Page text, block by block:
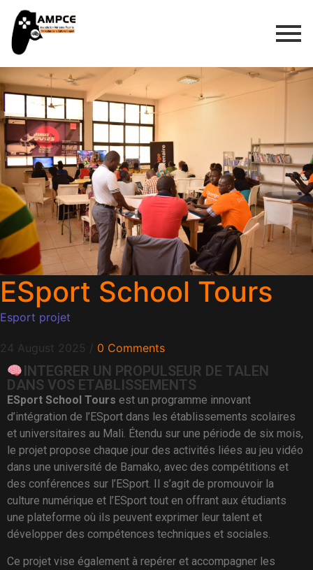
ESport School Tours
Esport projet
24 August 2025 / 0 Comments
INTEGRER UN PROPULSEUR DE TALEN
DANS VOS ETABLISSEMENTS
ESport School Tours est un programme innovant
d’intégration de l’ESport dans les établissements scolaires
et universitaires au Mali. Étendu sur une période de six mois,
le projet propose chaque jour des activités liées au jeu vidéo
dans une université de Bamako, avec des compétitions et
des conférences sur l’ESport. Il s’agit de promouvoir la
culture numérique et l’ESport tout en offrant aux étudiants
une plateforme où ils peuvent exprimer leur talent et
développer des compétences techniques et sociales.
Ce projet vise également à repérer et accompagner les